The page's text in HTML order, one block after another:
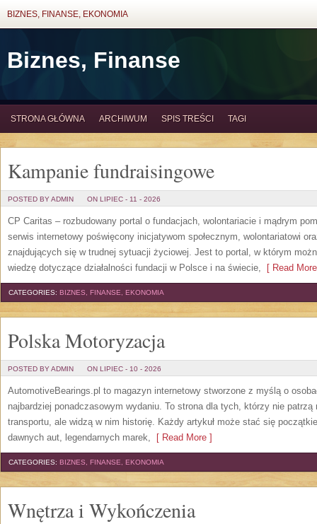
BIZNES, FINANSE, EKONOMIA
Biznes, Finanse
STRONA GŁÓWNA ARCHIWUM SPIS TREŚCI TAGI
Kampanie fundraisingowe
POSTED BY ADMIN ON LIPIEC - 11 - 2026
CP Caritas – rozbudowany portal o fundacjach, wolontariacie i mądrym
serwis internetowy poświęcony inicjatywom społecznym, wolontariatowi
znajdujących się w trudnej sytuacji życiowej. Jest to portal, w którym
wiedzę dotyczące działalności fundacji w Polsce i na świecie, [ Read
CATEGORIES: BIZNES, FINANSE, EKONOMIA
Polska Motoryzacja
POSTED BY ADMIN ON LIPIEC - 10 - 2026
AutomotiveBearings.pl to magazyn internetowy stworzone z myślą o
najbardziej ponadczasowym wydaniu. To strona dla tych, którzy nie patrzą
transportu, ale widzą w nim historię. Każdy artykuł może stać się
dawnych aut, legendarnych marek, [ Read More ]
CATEGORIES: BIZNES, FINANSE, EKONOMIA
Wnętrza i Wykończenia